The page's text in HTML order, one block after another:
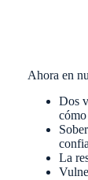
Ahora en
Dos
La